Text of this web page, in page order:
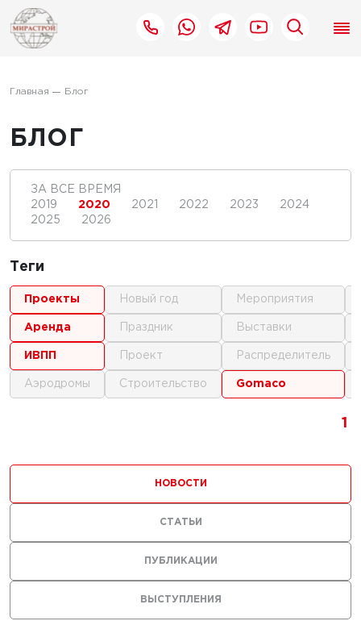
Главная Блог
БЛОГ
1
ВЫСТУПЛЕНИЯ
ПУБЛИКАЦИИ
НОВОСТИ
СТАТЬИ
ЗА ВСЕ ВРЕМЯ
2019
2020 2021 2022 2023
2024
2025
2026
Теги
проекты
аренда
ИВПП
аэродромы
новый год
праздник
проект
строительство
мероприятия
выставки
распределитель
gomaco